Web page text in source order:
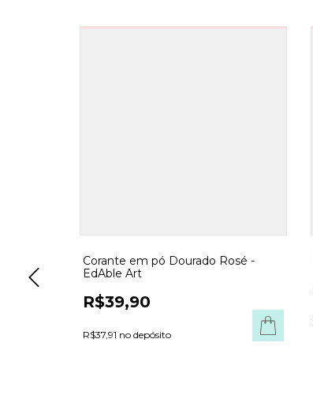
Corante em pó Dourado Rosé -
EdAble Art
R$39,90
R$37,91 no depósito